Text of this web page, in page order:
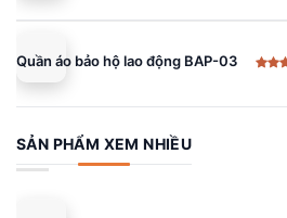
Quần áo bảo hộ lao động BAP-03
hạng
Giá
là:
256.500 ₫.
Giá
tại
là:
195.000 ₫.
SẢN PHẨM XEM NHIỀU